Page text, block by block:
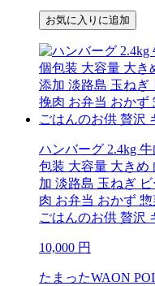
お気に入りに追加
ハンバーグ 2.4kg
包装 大容量 大きめ
加 淡路島 玉ねぎ
肉 お弁当 おかず
ごはんのお供 贅沢
10,000 円
たまったWAON